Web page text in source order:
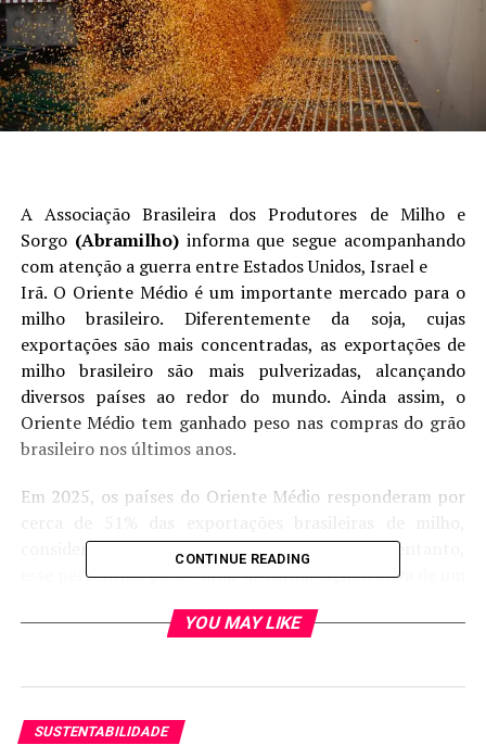
A Associação Brasileira dos Produtores de Milho e
Sorgo (Abramilho)informa que segue acompanhando
com atenção a guerra entre Estados Unidos, Israel e
Irã. O Oriente Médio é um importante mercado para o
milho brasileiro. Diferentemente da soja, cujas
exportações são mais concentradas, as exportações de
milho brasileiro são mais pulverizadas, alcançando
diversos países ao redor do mundo. Ainda assim, o
Oriente Médio tem ganhado peso nas compras do grão
brasileiro nos últimos anos.
Em 2025, os países do Oriente Médio responderam por
considerando o Egito dentro desse grupo. No entanto,
esse percentual pode variar de forma significativa de um
foi menor, apenas 33% do total exportado pelo Brasil.
compras relativamente estáveis ao longo dos anos. O
CONTINUE READING
YOU MAY LIKE
SUSTENTABILIDADE